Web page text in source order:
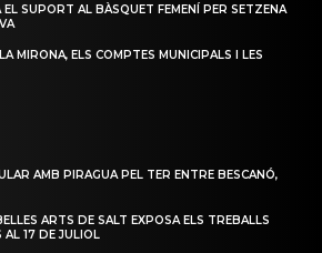
EL SUPORT AL BÀSQUET FEMENÍ PER SETZENA
MIRONA, ELS COMPTES MUNICIPALS I LES
AMB PIRAGUA PEL TER ENTRE BESCANÓ,
ARTS DE SALT EXPOSA ELS TREBALLS
AL 17 DE JULIOL